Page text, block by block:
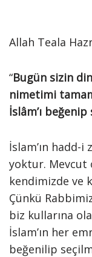
Allah Teala
“Bugün sizin
nimetimi
İslâm’ı
İslam’ın hadd-i
yoktur. Mevcut
kendimizde ve
Çünkü
biz kullarına
İslam’ın her
beğenilip